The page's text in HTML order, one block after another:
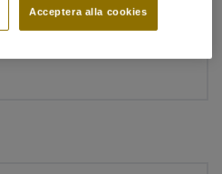
Acceptera alla cookies